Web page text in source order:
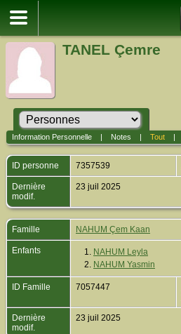
TANEL Çemre
Information Personnelle| Notes Tout|
ID personne 7357539
Dernière
modif.
23 juil 2025
Famille NAHUM Çem Kaan
Enfants 1. NAHUM Leyla
2. NAHUM Yasmin
ID Famille 7057447
Dernière
modif.
23 juil 2025